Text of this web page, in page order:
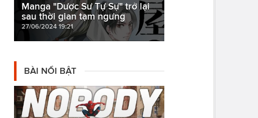
Manga "Dược Sư Tự Sự" trở lại
sau thời gian tạm ngưng
27/06/2024 19:21
BÀI NỔI BẬT